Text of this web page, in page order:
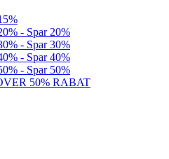
- Spar 20%
- Spar 30%
- Spar 40%
- Spar 50%
50% RABAT